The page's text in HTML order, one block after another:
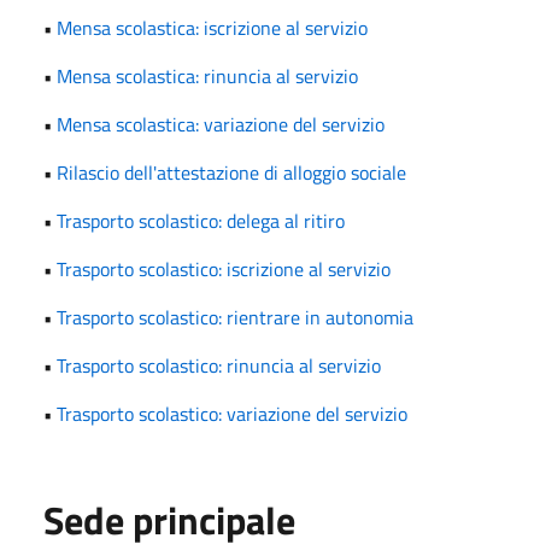
• Mensa scolastica: iscrizione al servizio
• Mensa scolastica: rinuncia al servizio
• Mensa scolastica: variazione del servizio
• Rilascio dell'attestazione di alloggio sociale
• Trasporto scolastico: delega al ritiro
• Trasporto scolastico: iscrizione al servizio
• Trasporto scolastico: rientrare in autonomia
• Trasporto scolastico: rinuncia al servizio
• Trasporto scolastico: variazione del servizio
Sede principale